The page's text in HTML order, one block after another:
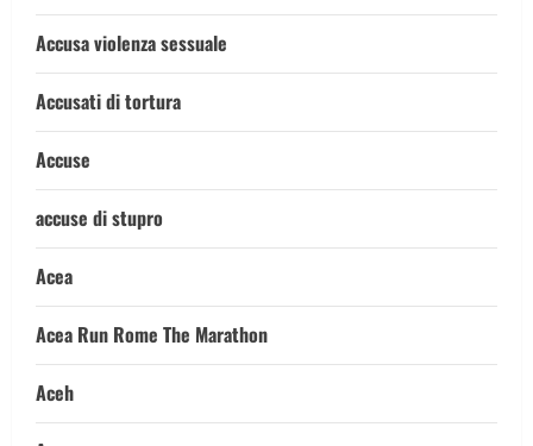
Accusa violenza sessuale
Accusati di tortura
Accuse
accuse di stupro
Acea
Acea Run Rome The Marathon
Aceh